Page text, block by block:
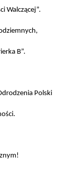
Walczącej”.
B”.
Polski